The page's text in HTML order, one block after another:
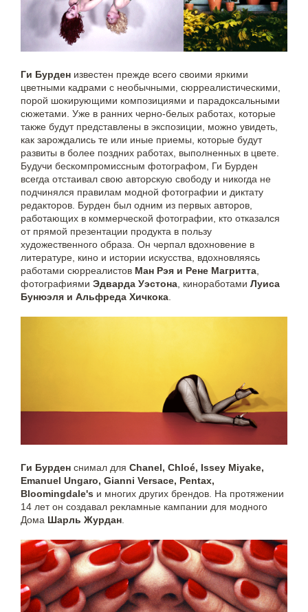
Ги Бурден известен прежде всего своими яркими
цветными кадрами с необычными, сюрреалистическими,
порой шокирующими композициями и парадоксальными
сюжетами. Уже в ранних черно-белых работах, которые
также будут представлены в экспозиции, можно увидеть,
как зарождались те или иные приемы, которые будут
развиты в более поздних работах, выполненных в цвете.
Будучи бескомпромиссным фотографом, Ги Бурден
всегда отстаивал свою авторскую свободу и никогда не
подчинялся правилам модной фотографии и диктату
редакторов. Бурден был одним из первых авторов,
работающих в коммерческой фотографии, кто отказался
от прямой презентации продукта в пользу
художественного образа. Он черпал вдохновение в
литературе, кино и истории искусства, вдохновляясь
работами сюрреалистов Ман Рэя и Рене Магритта,
фотографиями Эдварда Уэстона, киноработами Луиса
Бунюэля и Альфреда Хичкока.
Ги Бурден снимал для Chanel, Chloé, Issey Miyake,
Emanuel Ungaro, Gianni Versace, Pentax,
Bloomingdale's и многих других брендов. На протяжении
14 лет он создавал рекламные кампании для модного
Дома Шарль Журдан